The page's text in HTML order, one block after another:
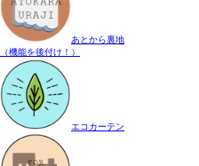
あとから裏地
（機能を後付け！）
エコカーテン